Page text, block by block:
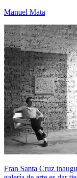
Manuel Mata
Fran Santa Cruz